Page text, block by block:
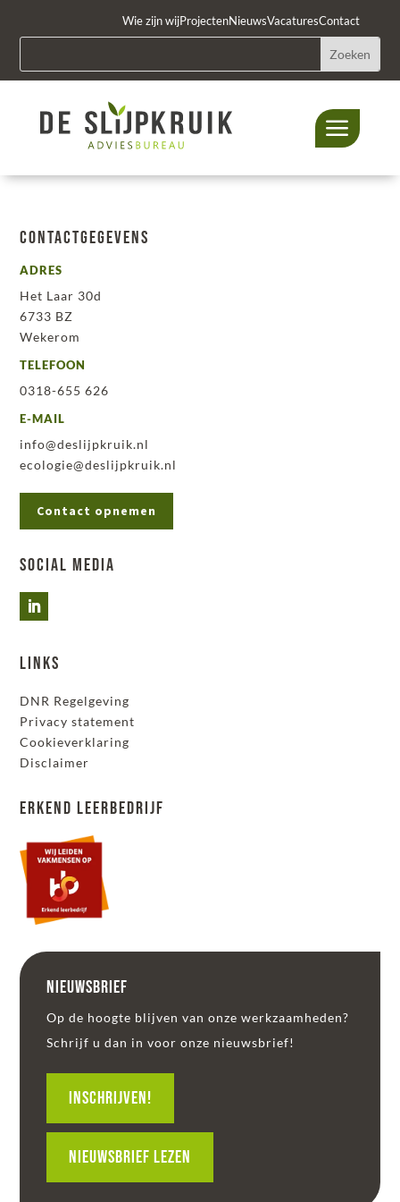
Wie zijn wijProjectenNieuwsVacaturesContact
a
Contactgegevens
ADRES
Het Laar 30d
6733 BZ
Wekerom
TELEFOON
0318-655 626
E-MAIL
info@deslijpkruik.nl
ecologie@deslijpkruik.nl
Contact opnemen
Social Media
Links
DNR Regelgeving
Privacy statement
Cookieverklaring
Disclaimer
Erkend leerbedrijf
Nieuwsbrief
Op de hoogte blijven van onze werkzaamheden?
Schrijf u dan in voor onze nieuwsbrief!
INSCHRIJVEN!
Nieuwsbrief lezen